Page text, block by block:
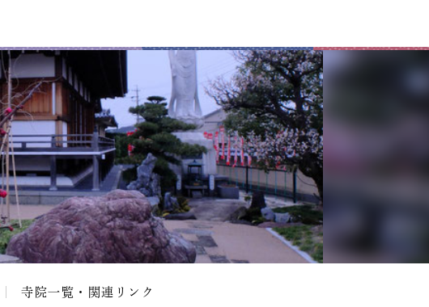
寺院一覧・関連リンク